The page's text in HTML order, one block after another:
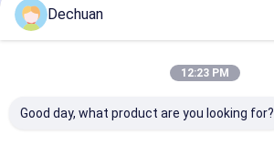
Dechuan
12:23 PM
Good day, what product are you looking for?